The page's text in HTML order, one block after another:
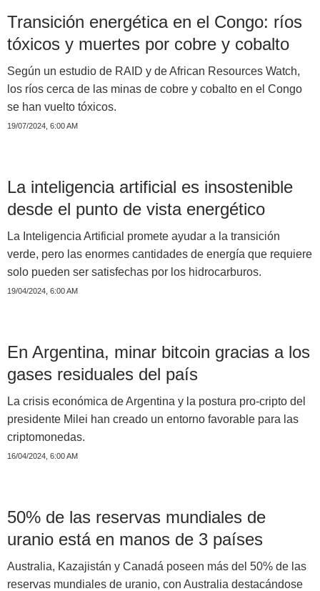
Transición energética en el Congo: ríos
tóxicos y muertes por cobre y cobalto
Según un estudio de RAID y de African Resources Watch,
los ríos cerca de las minas de cobre y cobalto en el Congo
se han vuelto tóxicos.
19/07/2024, 6:00 AM
La inteligencia artificial es insostenible
desde el punto de vista energético
La Inteligencia Artificial promete ayudar a la transición
verde, pero las enormes cantidades de energía que requiere
solo pueden ser satisfechas por los hidrocarburos.
19/04/2024, 6:00 AM
En Argentina, minar bitcoin gracias a los
gases residuales del país
La crisis económica de Argentina y la postura pro-cripto del
presidente Milei han creado un entorno favorable para las
criptomonedas.
16/04/2024, 6:00 AM
50% de las reservas mundiales de
uranio está en manos de 3 países
Australia, Kazajistán y Canadá poseen más del 50% de las
reservas mundiales de uranio, con Australia destacándose